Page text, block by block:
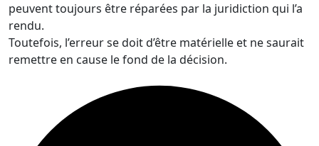
peuvent toujours être réparées par la juridiction qui l’a
rendu.
Toutefois, l’erreur se doit d’être matérielle et ne saurait
remettre en cause le fond de la décision.